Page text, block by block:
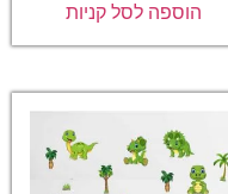
הוספה לסל קניות